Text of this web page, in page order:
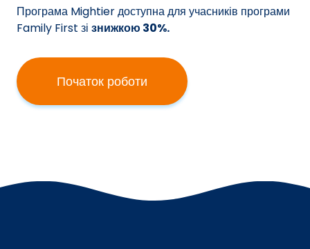
Програма Mightier доступна для учасників програми
Family First зі знижкою 30%.
Початок роботи